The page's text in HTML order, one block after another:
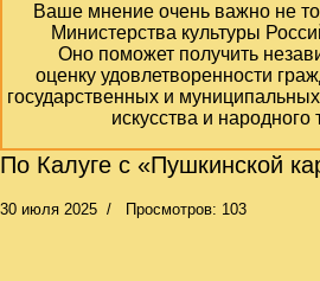
Ваше мнение очень важно не
Министерства культуры
Оно поможет получить
оценку удовлетворенности
государственных и
искусства и народного
По Калуге с «Пушкинской
30 июля 2025 Просмотров: 103